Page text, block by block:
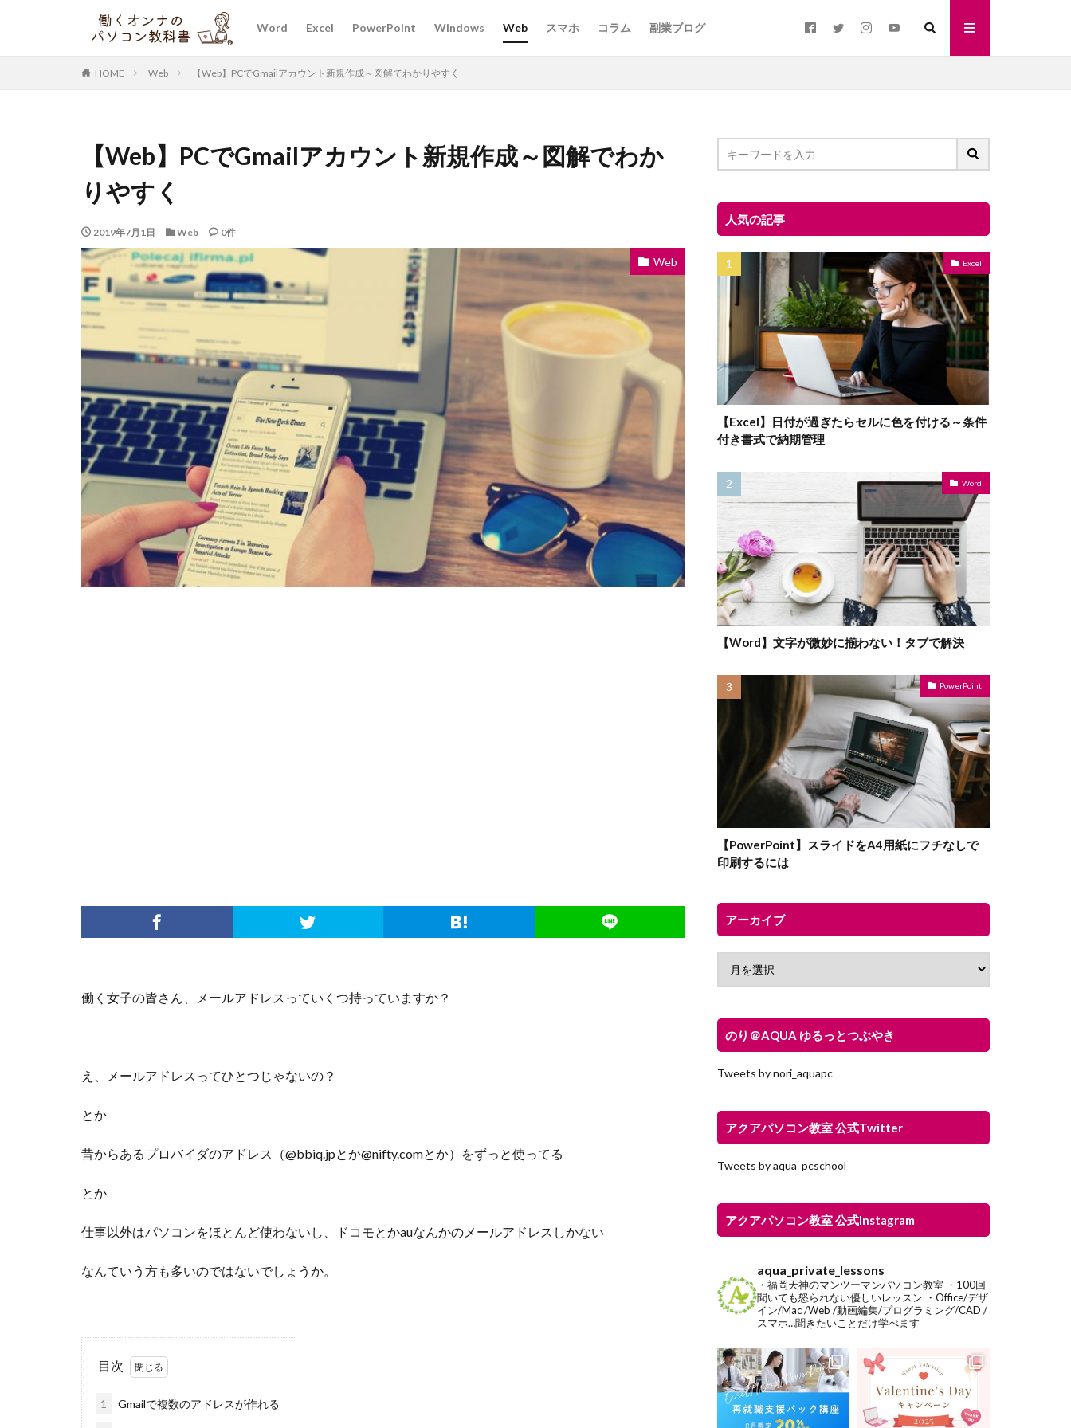
Word Excel PowerPoint Windows Web スマホ コラム 副業ブログ
HOME Web 【Web】PCでGmailアカウント新規作成～図解でわかりやすく
【Web】PCでGmailアカウント新規作成～図解でわか
りやすく
2019年7月1日 Web 0件
Web
働く女子の皆さん、メールアドレスっていくつ持っていますか？
え、メールアドレスってひとつじゃないの？
とか
昔からあるプロバイダのアドレス（@bbiq.jpとか@nifty.comとか）をずっと使ってる
とか
仕事以外はパソコンをほとんど使わないし、ドコモとかauなんかのメールアドレスしかない
なんていう方も多いのではないでしょうか。
目次
1 Gmailで複数のアドレスが作れる
人気の記事
Excel
【Excel】日付が過ぎたらセルに色を付ける～条件
付き書式で納期管理
Word
【Word】文字が微妙に揃わない！タブで解決
PowerPoint
【PowerPoint】スライドをA4用紙にフチなしで
印刷するには
アーカイブ
のり＠AQUA ゆるっとつぶやき
Tweets by nori_aquapc
アクアパソコン教室 公式Twitter
Tweets by aqua_pcschool
アクアパソコン教室 公式Instagram
aqua_private_lessons
・福岡天神のマンツーマンパソコン教室 ・100回
聞いても怒られない優しいレッスン ・Office/デザ
イン/Mac /Web /動画編集/プログラミング/CAD /
スマホ…聞きたいことだけ学べます